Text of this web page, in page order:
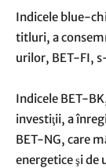
Indicele blue-
titluri, a
urilor, BET-FI,
Indicele BET-
investiţii, a
BET-NG, care
energetice şi de